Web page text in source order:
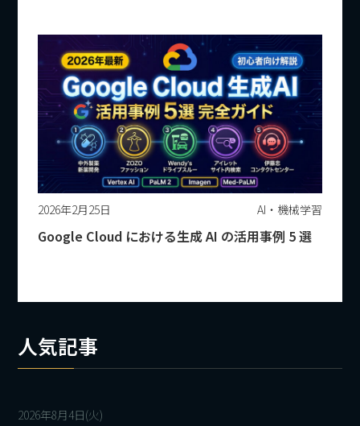
2026年2月25日 AI・機械学習
Google Cloud における生成 AI の活用事例 5 選
人気記事
2026年8月4日(火)